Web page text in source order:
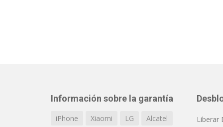
Información sobre la garantía
iPhone Xiaomi LG
Alcatel
Liberar